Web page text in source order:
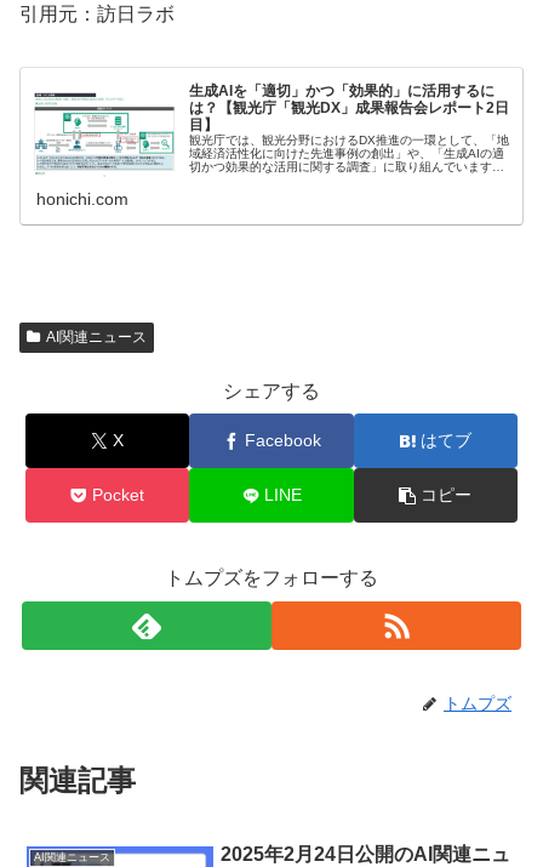
引用元：訪日ラボ
生成AIを「適切」かつ「効果的」に活用するに
は？【観光庁「観光DX」成果報告会レポート2日
目】
観光庁では、観光分野におけるDX推進の一環として、「地
域経済活性化に向けた先進事例の創出」や、「生成AIの適
切かつ効果的な活用に関する調査」に取り組んでいます。
honichi.com
AI関連ニュース
シェアする
X Facebook はてブ
Pocket LINE コピー
トムプズをフォローする
トムプズ
関連記事
AI関連ニュース
2025年2月24日公開のAI関連ニュ